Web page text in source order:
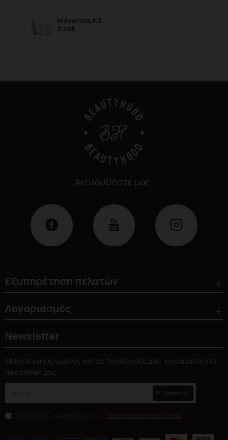
Μαγνήτης Κύλινδρος μικρός
2,00€
Ακολουθήστε μας
Εξυπηρέτηση πελατών
Λογαριασμός
Newsletter
Μείνετε ενημερωμένοι για τις προσφορές μας, εγγραφείτε στο
newsletter μας
Αποστολή
Όρους πολιτικής απορρήτου